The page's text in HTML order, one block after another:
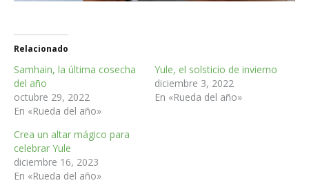
Relacionado
Samhain, la última cosecha
del año
octubre 29, 2022
En «Rueda del año»
Yule, el solsticio de invierno
diciembre 3, 2022
En «Rueda del año»
Crea un altar mágico para
celebrar Yule
diciembre 16, 2023
En «Rueda del año»